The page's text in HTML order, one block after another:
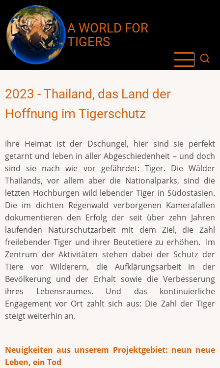
zum
Inhalt
A WORLD FOR
TIGERS
2023 - Thailand, das Land der
Hoffnung im Tigerschutz
Ihre Heimat ist der Dschungel, hier sind sie perfekt
getarnt und leben in aller Abgeschiedenheit – und doch
sind sie nach wie vor gefährdet: Tiger. Die Wälder
Thailands, vor allem aber die Nationalparks, sind die
letzten Hochburgen wild lebender Tiger in Südostasien.
Die im dichten Regenwald verborgenen Kamerafallen
dokumentieren den Erfolg der seit über zehn Jahren
laufenden Naturschutzarbeit mit dem Ziel, die Zahl
freilebender Tiger und ihrer Beutetiere zu erhöhen. Im
Zentrum der Aktivitäten stehen dabei der Schutz der
Tiere vor Wilderern, die Aufklärungsarbeit in der
Bevölkerung und der Erhalt sowie die Verbesserung
ihres Lebensraumes. Und das kontinuierliche
Engagement vor Ort zahlt sich aus: Die Zahl der Tiger
steigt weiterhin an.
Neuigkeiten aus unserem Projektgebiet: neun neue
Leben, ein Tod